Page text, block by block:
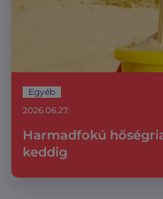
Egyéb
Harmadfokú
keddig
2026.06.27.